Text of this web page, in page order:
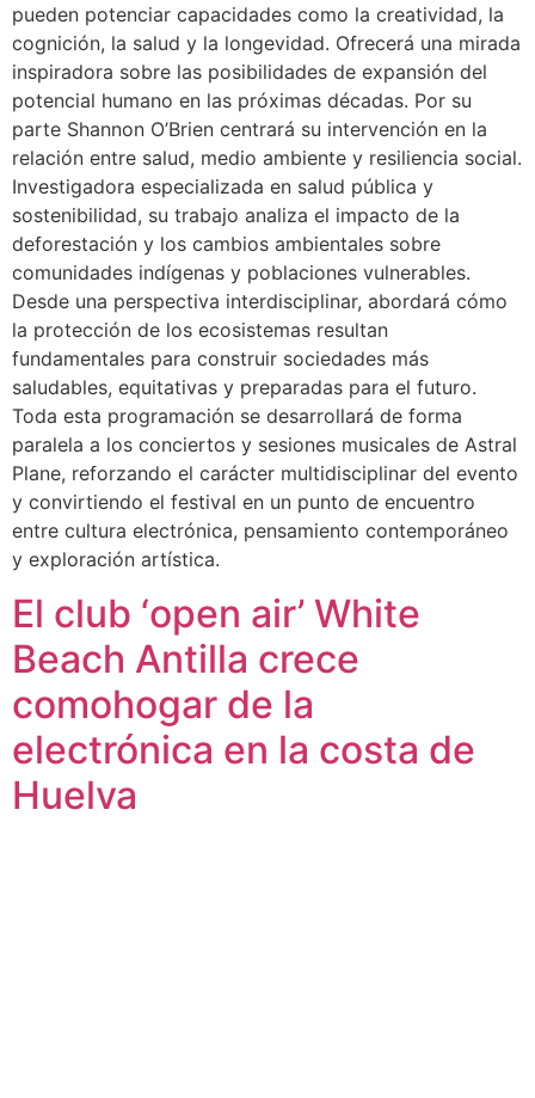
pueden potenciar capacidades como la creatividad, la
cognición, la salud y la longevidad. Ofrecerá una mirada
inspiradora sobre las posibilidades de expansión del
potencial humano en las próximas décadas. Por su
parte Shannon O’Brien centrará su intervención en la
relación entre salud, medio ambiente y resiliencia social.
Investigadora especializada en salud pública y
sostenibilidad, su trabajo analiza el impacto de la
deforestación y los cambios ambientales sobre
comunidades indígenas y poblaciones vulnerables.
Desde una perspectiva interdisciplinar, abordará cómo
la protección de los ecosistemas resultan
fundamentales para construir sociedades más
saludables, equitativas y preparadas para el futuro.
Toda esta programación se desarrollará de forma
paralela a los conciertos y sesiones musicales de Astral
Plane, reforzando el carácter multidisciplinar del evento
y convirtiendo el festival en un punto de encuentro
entre cultura electrónica, pensamiento contemporáneo
y exploración artística.
El club ‘open air’ White
Beach Antilla crece
comohogar de la
electrónica en la costa de
Huelva